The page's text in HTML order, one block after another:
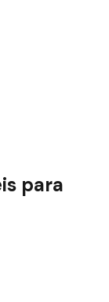
para